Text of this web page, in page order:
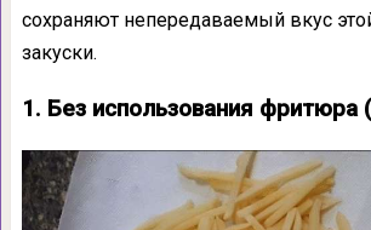
сохраняют непередаваемый вкус
закуски.
1. Без использования фритюра